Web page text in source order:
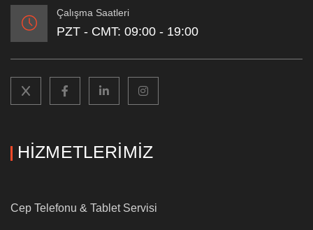
Çalışma Saatleri
PZT - CMT: 09:00 - 19:00
HIZMETLERIMIZ
Cep Telefonu & Tablet Servisi